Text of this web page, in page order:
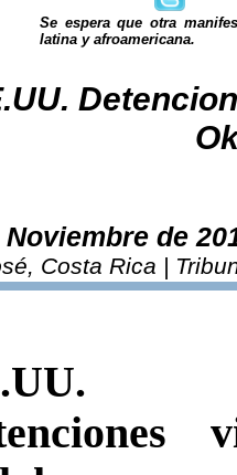
Se espera que otra
latina y afroamericana.
Noviembre de
Costa Rica |